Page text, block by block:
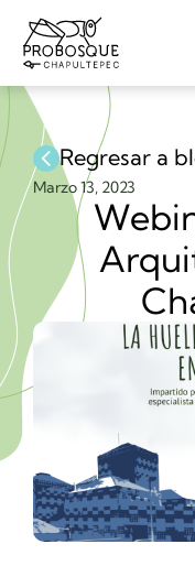
Regresar a
Marzo 13, 2023